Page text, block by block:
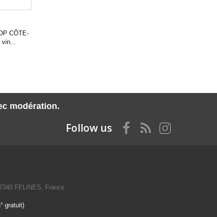
CÔTE-
modération.
Follow us
FELINES, France
gratuit)